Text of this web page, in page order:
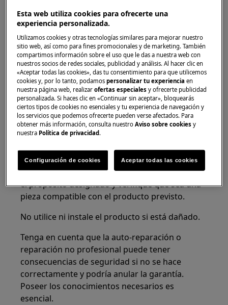
¡ADVERTENCIA!PELIGRO DE ASFIXIA
Piezas pequeñas no aptas para niños menores
de 3 años. Mantenga todas las piezas pequeñas
y el embalaje fuera del alcance de los niños.
Solo los adultos deben usar o instalar el
producto.
Asegúrese de usar el producto únicamente para
el propósito designado y verifique que sea una
pieza compatible con el producto previsto.
No utilice ni instale el producto si está dañado.
Tenga en cuenta que la auto-reparación o
reparación no profesional puede tener
consecuencias de seguridad si no se hace
correctamente y podría anular la garantía.
Poseer los conocimientos necesarios es
esencial.
Esta web utiliza cookies para ofrecerte una
experiencia personalizada.
Utilizamos cookies y otras tecnologías similares para mejorar nuestro
sitio web, así como para fines promocionales y de marketing. También
compartimos información sobre el uso que le das a nuestra web con
nuestros socios de redes sociales, publicidad y análisis. Al hacer clic en
«Aceptar todas las cookies», das tu consentimiento para que utilicemos
cookies y, por lo tanto, podamospersonalizar tu experienciaen
nuestra página web, realizarofertas especiales y ofrecerte publicidad
personalizada. Si haces clic en «Continuar sin aceptar», bloquearás
ciertos tipos de cookies no esenciales y tu experiencia de navegación y
los servicios que podemos ofrecerte pueden verse afectados. Para
obtener más información, consulta nuestroAviso sobre cookies y
nuestra Política de privacidad.
Configuración de cookies Aceptar todas las cookies